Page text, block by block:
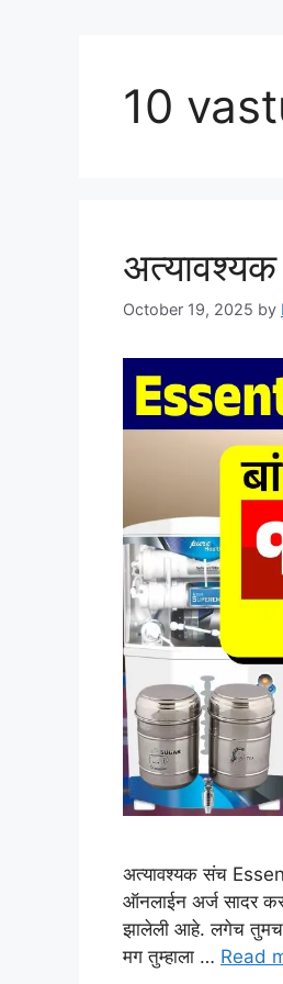
10
October 19, 2025 by
अत्यावश्यक संच
ऑनलाईन अर्ज सादर
झालेली आहे. लगेच तुमचा
मग तुम्हाला … Read